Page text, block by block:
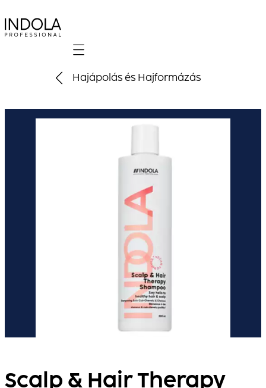
Mobile navigation
Hajápolás és Hajformázás
Scalp & Hair Therapy